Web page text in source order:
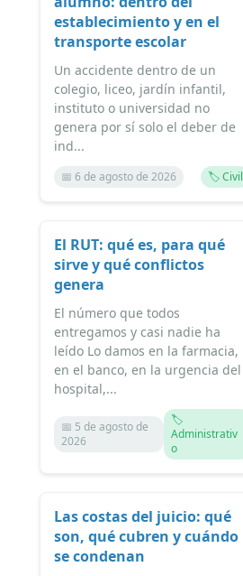
establecimiento y en el
transporte escolar
Un accidente dentro de un
colegio, liceo, jardín infantil,
instituto o universidad no
genera por sí solo el deber de
ind...
📅 6 de agosto de 2026 🏷️ Civil
El RUT: qué es, para qué
sirve y qué conflictos
genera
El número que todos
entregamos y casi nadie ha
leído Lo damos en la farmacia,
en el banco, en la urgencia del
hospital,...
📅 5 de agosto de
2026
🏷️
Administrativ
o
Las costas del juicio: qué
son, qué cubren y cuándo
se condenan